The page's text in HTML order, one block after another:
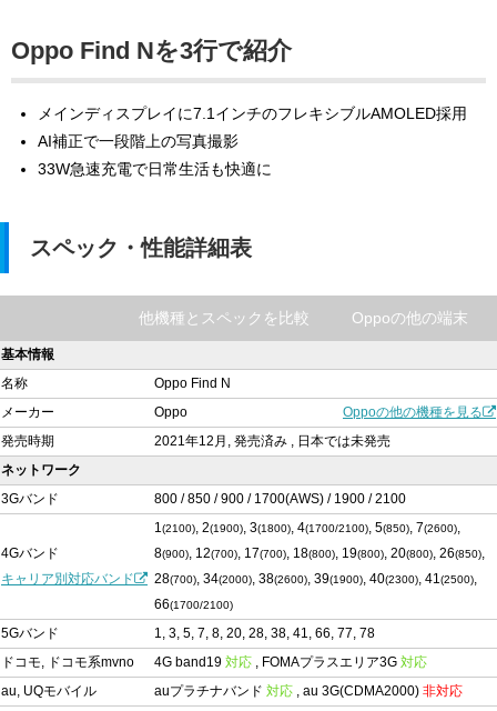
Oppo Find Nを3行で紹介
メインディスプレイに7.1インチのフレキシブルAMOLED採用
AI補正で一段階上の写真撮影
33W急速充電で日常生活も快適に
スペック・性能詳細表
Oppoの他の端末
他機種とスペックを比較
基本情報
名称
Oppo Find N
メーカー
Oppo
Oppoの他の機種を見る
発売時期
2021年12月, 発売済み , 日本では未発売
ネットワーク
3Gバンド
800 / 850 / 900 / 1700(AWS) / 1900 / 2100
4Gバンド
キャリア別対応バンド
1(2100), 2(1900), 3(1800), 4(1700/2100), 5(850), 7(2600),
8(900), 12(700), 17(700), 18(800), 19(800), 20(800), 26(850),
28(700), 34(2000), 38(2600), 39(1900), 40(2300), 41(2500),
66(1700/2100)
5Gバンド
1, 3, 5, 7, 8, 20, 28, 38, 41, 66, 77, 78
ドコモ, ドコモ系mvno
4G band19 対応 , FOMAプラスエリア3G 対応
au, UQモバイル
auプラチナバンド 対応 , au 3G(CDMA2000) 非対応